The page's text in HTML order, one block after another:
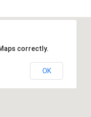
correctly.
OK